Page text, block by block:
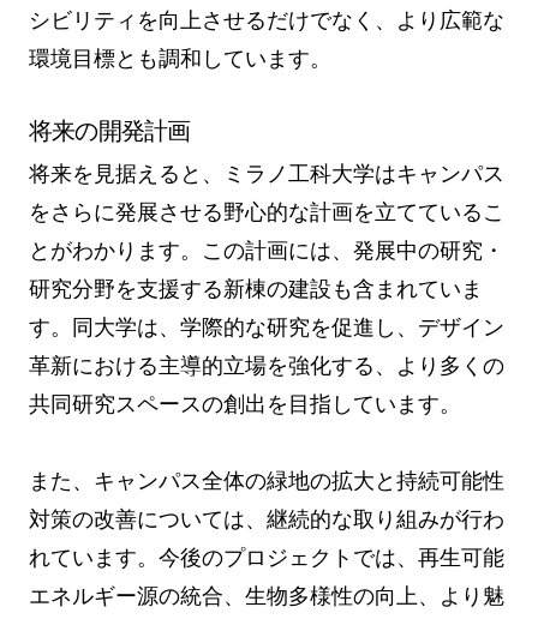
シビリティを向上させるだけでなく、より広範な
環境目標とも調和しています。
将来の開発計画
将来を見据えると、ミラノ工科大学はキャンパス
をさらに発展させる野心的な計画を立てているこ
とがわかります。この計画には、発展中の研究・
研究分野を支援する新棟の建設も含まれていま
す。同大学は、学際的な研究を促進し、デザイン
革新における主導的立場を強化する、より多くの
共同研究スペースの創出を目指しています。
また、キャンパス全体の緑地の拡大と持続可能性
対策の改善については、継続的な取り組みが行わ
れています。今後のプロジェクトでは、再生可能
エネルギー源の統合、生物多様性の向上、より魅